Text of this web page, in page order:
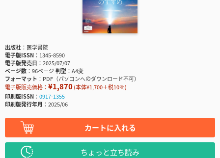
出版社
医学書院
電子版ISSN
1345-8590
電子版発売日
2025/07/07
ページ数
96ページ判型
A4変
フォーマット
PDF（パソコンへのダウンロード不可）
電子版販売価格： ¥1,870(本体¥1,700＋税10％)
印刷版ISSN
0917-1355
印刷版発行年月
2025/06
カートに入れる
ちょっと立ち読み